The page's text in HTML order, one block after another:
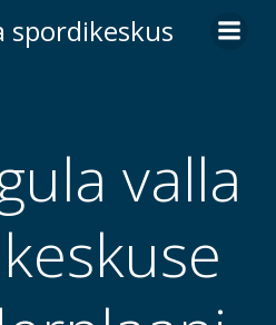
to
spordikeskus
valla